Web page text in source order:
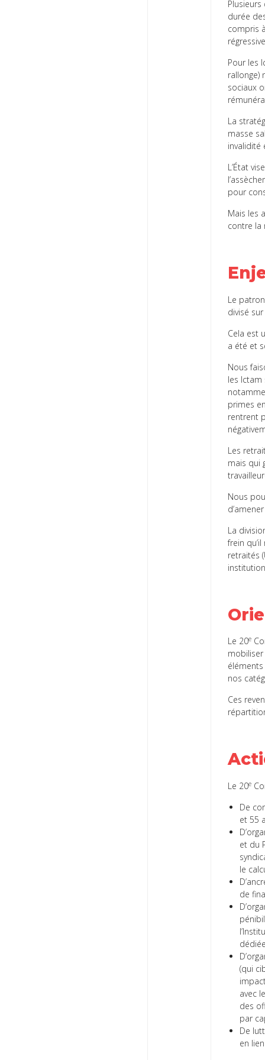
durée
compris
Pour les
rallonge)
sociaux
La
masse
invalidité
L’État
pour
Mais les
contre la
Le
divisé
Cela est
a été et
Nous
les Ictam
primes
rentrent
Les
mais qui
Nous
La
frein
retraités
Le 20e
nos
Ces
Le 20e
De
et 55
et du
le
de
(qui
avec
des
par
De
en